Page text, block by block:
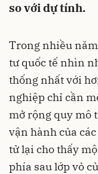
so với dự tính.
Trong nhiều
tư quốc tế nhìn
thống nhất với
nghiệp chỉ cần
mở rộng quy mô
vận hành của
tử lại cho thấy
phía sau lớp vỏ